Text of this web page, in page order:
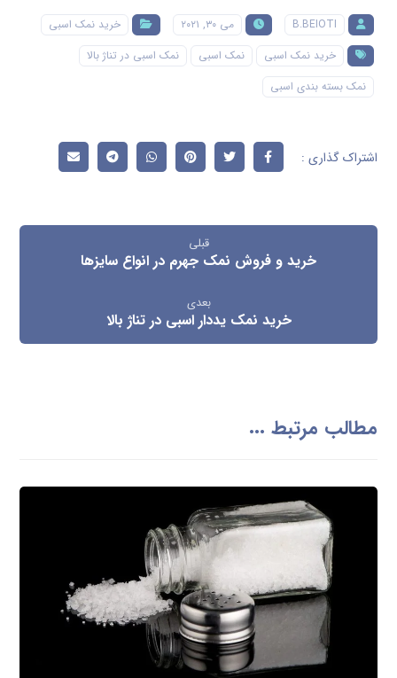
B.BEIOTI می ۳۰, ۲۰۲۱
خرید نمک اسبی
خرید نمک اسبی
نمک اسبی
نمک اسبی در تناژ بالا
نمک بسته بندی اسبی
قبلی
خرید و فروش نمک جهرم در انواع سایزها
بعدی
خرید نمک یددار اسبی در تناژ بالا
مطالب مرتبط ...